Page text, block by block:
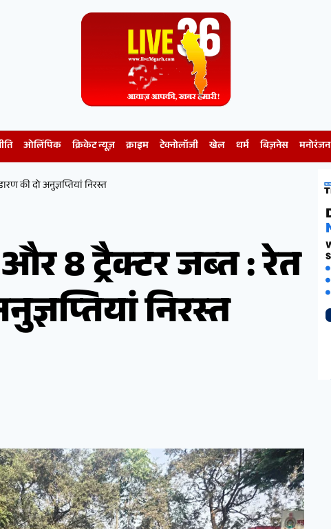
ओलिंपिक क्रिकेट न्यूज़ क्राइम टेक्नोलॉजी खेल धर्म बिज़नेस मनोरंजन
की दो अनुज्ञप्तियां निरस्त
8 ट्रैक्टर जब्त : रेत
निरस्त